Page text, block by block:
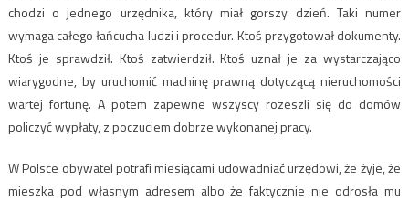
chodzi o jednego urzędnika, który miał gorszy dzień. Taki numer
wymaga całego łańcucha ludzi i procedur. Ktoś przygotował dokumenty.
Ktoś je sprawdził. Ktoś zatwierdził. Ktoś uznał je za wystarczająco
wiarygodne, by uruchomić machinę prawną dotyczącą nieruchomości
wartej fortunę. A potem zapewne wszyscy rozeszli się do domów
policzyć wypłaty, z poczuciem dobrze wykonanej pracy.
W Polsce obywatel potrafi miesiącami udowadniać urzędowi, że żyje, że
mieszka pod własnym adresem albo że faktycznie nie odrosła mu